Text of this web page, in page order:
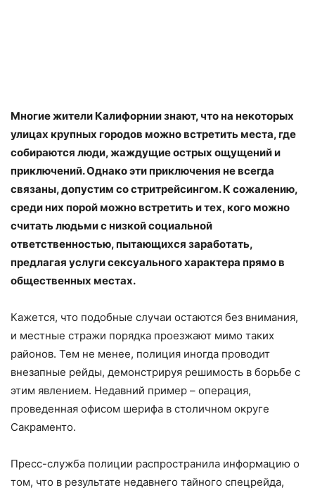
Многие жители Калифорнии знают, что на некоторых
улицах крупных городов можно встретить места, где
собираются люди, жаждущие острых ощущений и
приключений. Однако эти приключения не всегда
связаны, допустим со стритрейсингом. К сожалению,
среди них порой можно встретить и тех, кого можно
считать людьми с низкой социальной
ответственностью, пытающихся заработать,
предлагая услуги сексуального характера прямо в
общественных местах.
Кажется, что подобные случаи остаются без внимания,
и местные стражи порядка проезжают мимо таких
районов. Тем не менее, полиция иногда проводит
внезапные рейды, демонстрируя решимость в борьбе с
этим явлением. Недавний пример – операция,
проведенная офисом шерифа в столичном округе
Сакраменто.
Пресс-служба полиции распространила информацию о
том, что в результате недавнего тайного спецрейда,